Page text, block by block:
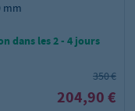
mm
dans les 2 - 4 jours
350 €
204,90 €